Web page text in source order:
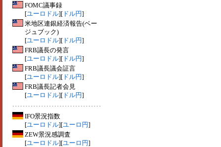
FOMC議事録
[ユーロドル][ ドル円]
米地区連銀経済報告(ベー
ジュブック)
[ユーロドル][ ドル円]
FRB議長の発言
[ユーロドル][ ドル円]
FRB議長議会証言
[ユーロドル][ ドル円]
FRB議長記者会見
[ユーロドル][ ドル円]
IFO景況指数
[ユーロドル][ユーロ円]
ZEW景況感調査
[ユーロドル][ユーロ円]